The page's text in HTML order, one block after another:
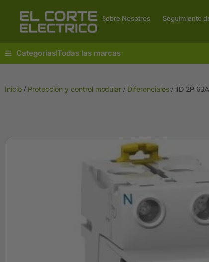
Sobre Nosotros Seguimiento
Categorías| Todas las marcas
Inicio / Protección y control modular / Diferenciales / iID 2P